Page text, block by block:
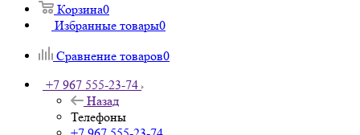
Корзина0
Избранные товары0
Сравнение товаров0
+7 967 555-23-74
Назад
Телефоны